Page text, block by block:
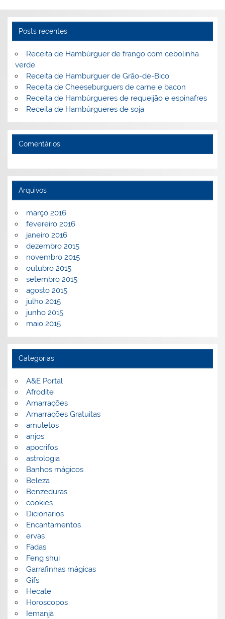
o
k
l
Posts recentes
Receita de Hambúrguer de frango com cebolinha
verde
Receita de Hamburguer de Grão-de-Bico
Receita de Cheeseburguers de carne e bacon
Receita de Hambúrgueres de requeijão e espinafres
Receita de Hambúrgueres de soja
Comentários
Arquivos
março 2016
fevereiro 2016
janeiro 2016
dezembro 2015
novembro 2015
outubro 2015
setembro 2015
agosto 2015
julho 2015
junho 2015
maio 2015
Categorias
A&E Portal
Afrodite
Amarrações
Amarrações Gratuitas
amuletos
anjos
apocrifos
astrologia
Banhos mágicos
Beleza
Benzeduras
cookies
Dicionarios
Encantamentos
ervas
Fadas
Feng shui
Garrafinhas mágicas
Gifs
Hecate
Horoscopos
Iemanjá